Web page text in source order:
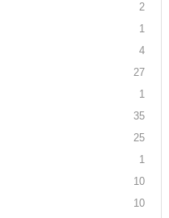
2
1
4
27
1
35
25
1
10
10